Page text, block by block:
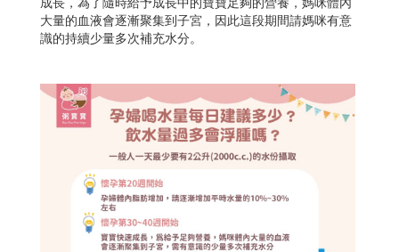
成長，為了隨時給予成長中的寶寶足夠的營養，媽咪體內
大量的血液會逐漸聚集到子宮，因此這段期間請媽咪有意
識的持續少量多次補充水分。